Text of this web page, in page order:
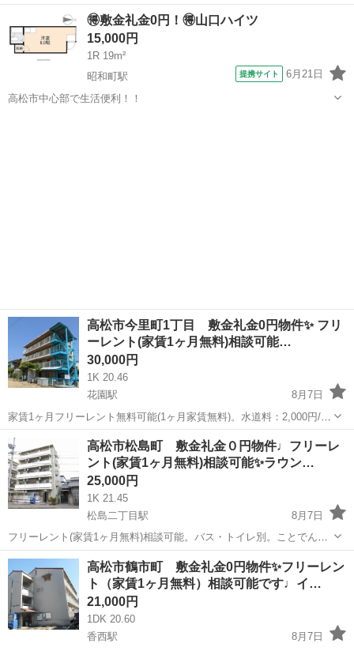
てすぐの位置で中心部にも通いやすいお部屋です。 水道代毎月/2,000
内見ご希望の際はご連絡下...
高松市 栗林公園北口駅 アパート
🉐敷金礼金0円！🉐山口ハイツ
15,000円
1R 19m²
昭和町駅
提携サイト 6月21日
高松市中心部で生活便利！！
高松市今里町1丁目 敷金礼金0円物件✨ フリ
ーレント(家賃1ヶ月無料)相談可能…
30,000円
1K 20.46
花園駅
8月7日
家賃1ヶ月フリーレント無料可能(1ヶ月家賃無料)。水道料：2,000円/
月。インターネット無料。 ※住所のピンは正確では無い可能性ござい
ますので、現地確認や内見ご希望の際はご連絡下さい。 ※お部屋のク
リーニング費用...
高松市 花園駅 アパート 無料
高松市松島町 敷金礼金０円物件♩フリーレ
ント(家賃1ヶ月無料)相談可能✨ラウン…
25,000円
1K 21.45
松島二丁目駅
8月7日
フリーレント(家賃1ヶ月無料)相談可能。バス・トイレ別。ことでん松
島２丁目駅まで徒歩３分。市内中心部まで楽々通勤・通学圏内。初期
費用を抑えた物件でペット飼育相談可。 ※住所のピンは正確では無い
可能性ございますので、現地...
香川 高松市 松島二丁目駅 アパート 無料
高松市鶴市町 敷金礼金0円物件✨フリーレン
ト（家賃1ヶ月無料）相談可能です♩イ…
21,000円
1DK 20.60
香西駅
8月7日